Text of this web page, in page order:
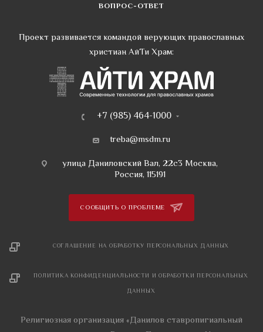
ВОПРОС-ОТВЕТ
Проект развивается командой верующих православных
христиан АйТи Храм:
+7 (985) 464-1000
treba@msdm.ru
улица Даниловский Вал, 22с3 Москва,
Россия, 115191
СООБЩИТЬ О ПРОБЛЕМЕ
СОГЛАШЕНИЕ НА ОБРАБОТКУ ПЕРСОНАЛЬНЫХ ДАННЫХ
ПОЛИТИКА КОНФИДЕНЦИАЛЬНОСТИ И ОБРАБОТКИ ПЕРСОНАЛЬНЫХ
ДАННЫХ
Религиозная организация «Данилов ставропигиальный